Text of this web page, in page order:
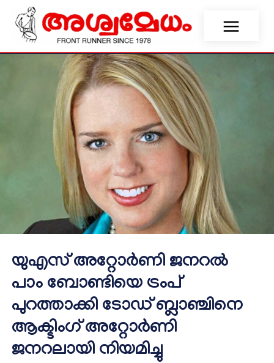
യുഎസ് അറ്റോർണി ജനറൽ
പാം ബോണ്ടിയെ ട്രംപ്
പുറത്താക്കി ടോഡ് ബ്ലാഞ്ചിനെ
ആക്ടിംഗ് അറ്റോർണി
ജനറലായി നിയമിച്ചു